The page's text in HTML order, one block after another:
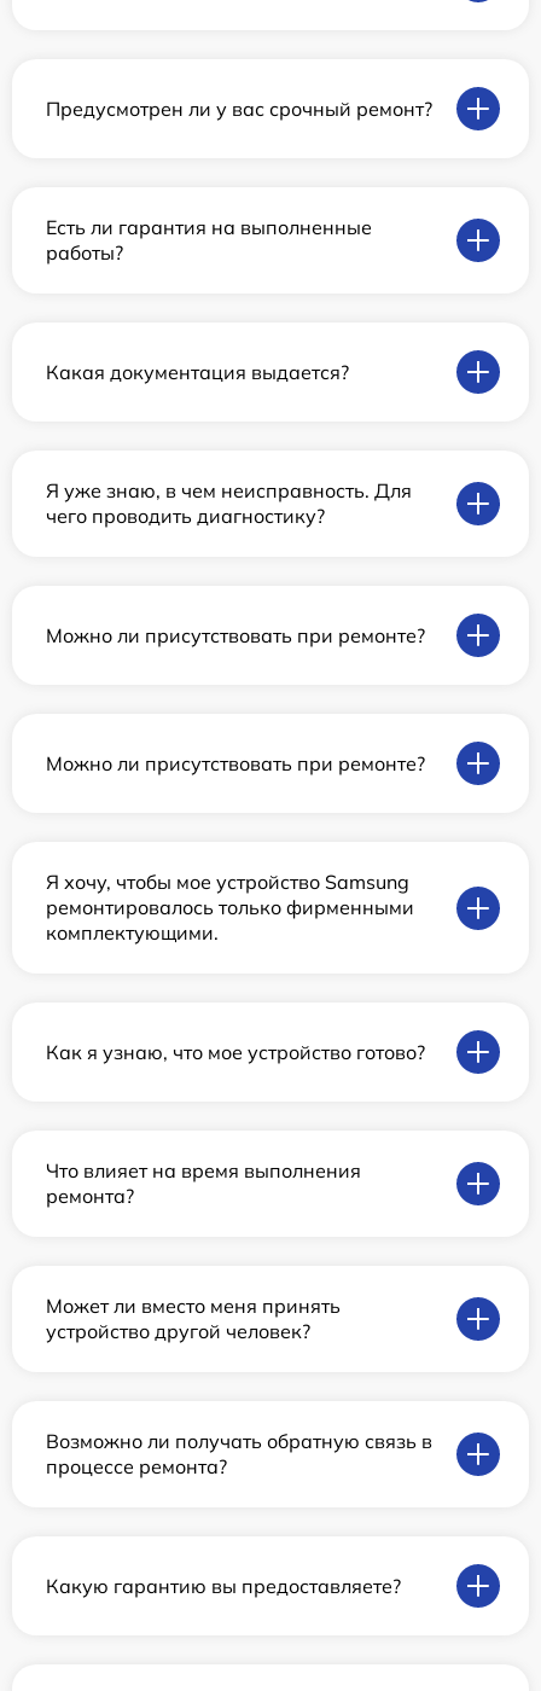
Предусмотрен ли у вас срочный ремонт?
Есть ли гарантия на выполненные
работы?
Какая документация выдается?
Я уже знаю, в чем неисправность. Для
чего проводить диагностику?
Можно ли присутствовать при ремонте?
Можно ли присутствовать при ремонте?
Я хочу, чтобы мое устройство Samsung
ремонтировалось только фирменными
комплектующими.
Как я узнаю, что мое устройство готово?
Что влияет на время выполнения
ремонта?
Может ли вместо меня принять
устройство другой человек?
Возможно ли получать обратную связь в
процессе ремонта?
Какую гарантию вы предоставляете?